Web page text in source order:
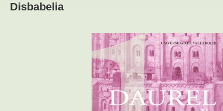
Disbabelia